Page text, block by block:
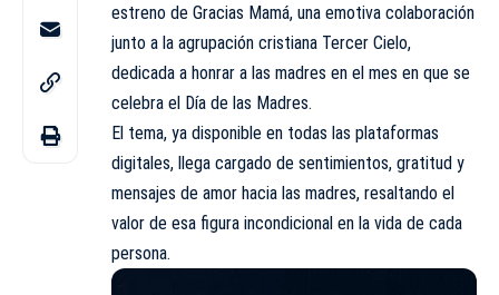
estreno de Gracias Mamá, una emotiva colaboración
junto a la agrupación cristiana Tercer Cielo,
dedicada a honrar a las madres en el mes en que se
celebra el Día de las Madres.
El tema, ya disponible en todas las plataformas
digitales, llega cargado de sentimientos, gratitud y
mensajes de amor hacia las madres, resaltando el
valor de esa figura incondicional en la vida de cada
persona.